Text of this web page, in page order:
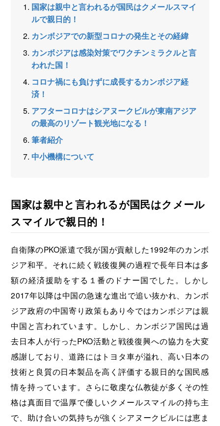
国家は親中と言われるが国民はクメールスマイ
ルで親日的！
カンボジアでの新型コロナの発生とその経緯
カンボジアは感染対策でワクチンミラクルと言
われた国！
コロナ禍にも負けずに成長するカンボジア経
済！
アフターコロナはシアヌークビルが東南アジア
の最高のリゾート観光地になる！
筆者紹介
中小機構について
国家は親中と言われるが国民はクメール
スマイルで親日的！
自衛隊のPKO派遣で我が国が貢献した1992年のカンボ
ジア和平。それに続く戦後復興の過程で長年日本は多
額の経済援助をする１番のドナー国でした。しかし
2017年以降は中国の急速な進出で追い抜かれ、カンボ
ジア政府の中国寄り政策もあり今ではカンボジアは親
中国と言われています。しかし、カンボジア国民は過
去日本人が行ったPKO活動と戦後復興への協力を大変
感謝しており、道路にはトヨタ車が溢れ、高い日本の
技術と良質の日本製品を高く評価する親日的な国民感
情を持っています。さらに敬虔な仏教徒が多くその性
格は真面目で温厚で優しいクメールスマイルの持ち主
で、助け合いの気持ちが強くシアヌークビルには恵ま